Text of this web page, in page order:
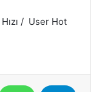
/ User Hot